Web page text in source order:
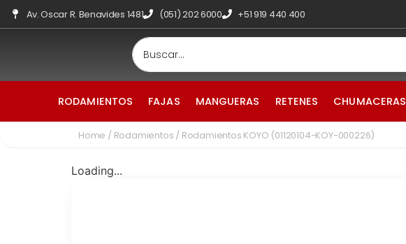
Av. Oscar R. Benavides 1481 (051) 202 6000 +51 919 440 400
RODAMIENTOS FAJAS MANGUERAS RETENES CHUMACERAS
Home / Rodamientos / Rodamientos KOYO (01120104-KOY-000226)
Loading...